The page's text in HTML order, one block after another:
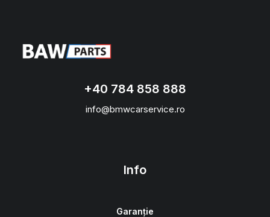
+40 784 858 888
info@bmwcarservice.ro
Info
Garanție